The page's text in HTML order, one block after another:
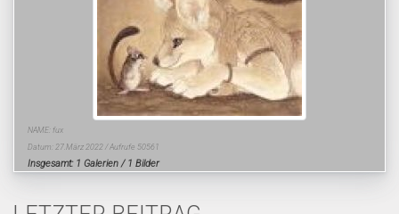
NAME: fux
Datum: 27.März 2022 / Aufrufe 50561
Insgesamt: 1 Galerien / 1 Bilder